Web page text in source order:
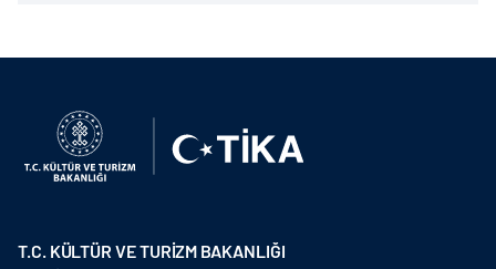
T.C. KÜLTÜR VE TURİZM BAKANLIĞI